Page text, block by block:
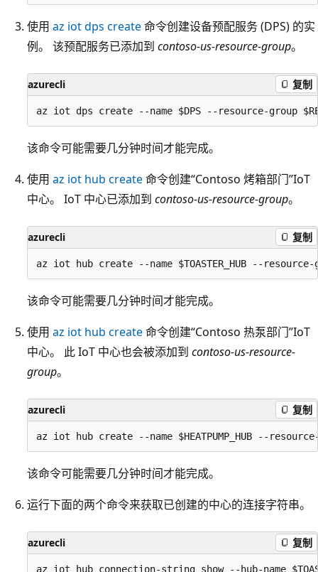
使用 az iot dps create命令创建设备预配服务 (DPS) 的实
例。 该预配服务已添加到 contoso-us-resource-group。
azurecli 复制
该命令可能需要几分钟时间才能完成。
使用 az iot hub create命令创建“Contoso 烤箱部门”IoT
中心。 IoT 中心已添加到 contoso-us-resource-group。
azurecli 复制
该命令可能需要几分钟时间才能完成。
使用 az iot hub create命令创建“Contoso 热泵部门”IoT
中心。 此 IoT 中心也会被添加到 contoso-us-resource-
group。
azurecli 复制
该命令可能需要几分钟时间才能完成。
运行下面的两个命令来获取已创建的中心的连接字符串。
azurecli 复制
az iot hub connection-string show --hub-name